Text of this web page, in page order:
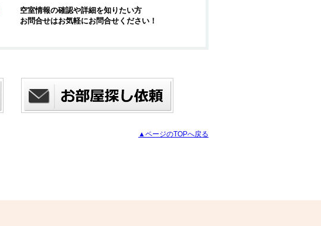
空室情報の確認や詳細を知りたい方
お問合せはお気軽にお問合せください！
▲ページのTOPへ戻る